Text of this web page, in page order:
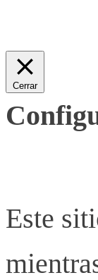
Cerrar
Este